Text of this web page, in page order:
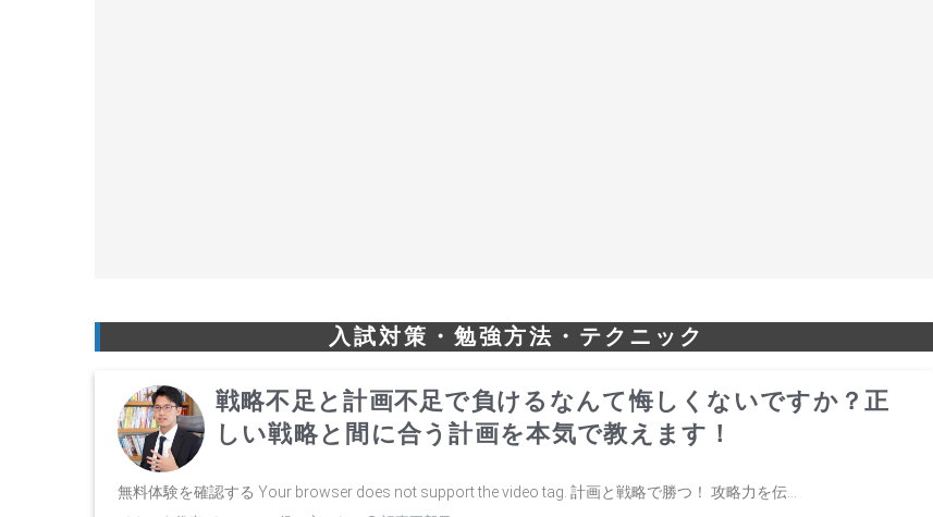
入試対策・勉強方法・テクニック
戦略不足と計画不足で負けるなんて悔しくないですか？正
しい戦略と間に合う計画を本気で教えます！
無料体験を確認する Your browser does not support the video tag. 計画と戦略で勝つ！ 攻略力を伝...